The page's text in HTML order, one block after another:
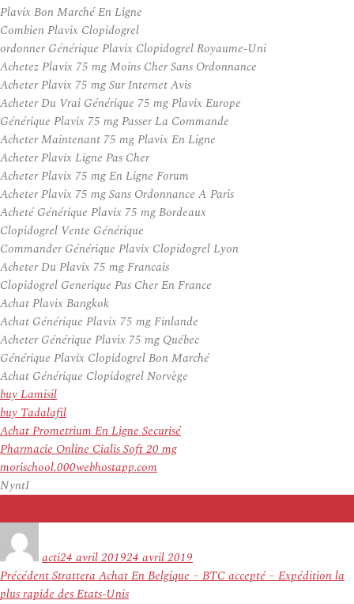
Plavix Bon Marché En Ligne
Combien Plavix Clopidogrel
ordonner Générique Plavix Clopidogrel Royaume-Uni
Achetez Plavix 75 mg Moins Cher Sans Ordonnance
Acheter Plavix 75 mg Sur Internet Avis
Acheter Du Vrai Générique 75 mg Plavix Europe
Générique Plavix 75 mg Passer La Commande
Acheter Maintenant 75 mg Plavix En Ligne
Acheter Plavix Ligne Pas Cher
Acheter Plavix 75 mg En Ligne Forum
Acheter Plavix 75 mg Sans Ordonnance A Paris
Acheté Générique Plavix 75 mg Bordeaux
Clopidogrel Vente Générique
Commander Générique Plavix Clopidogrel Lyon
Acheter Du Plavix 75 mg Francais
Clopidogrel Generique Pas Cher En France
Achat Plavix Bangkok
Achat Générique Plavix 75 mg Finlande
Acheter Générique Plavix 75 mg Québec
Générique Plavix Clopidogrel Bon Marché
Achat Générique Clopidogrel Norvège
buy Lamisil
buy Tadalafil
Achat Prometrium En Ligne Securisé
Pharmacie Online Cialis Soft 20 mg
morischool.000webhostapp.com
NyntI
actile
24 avril 201924 avril 2019
Navigation
de
PrécédentArticle
précédent :
Strattera Achat En Belgique – BTC accepté – Expédition la
plus rapide des Etats-Unis